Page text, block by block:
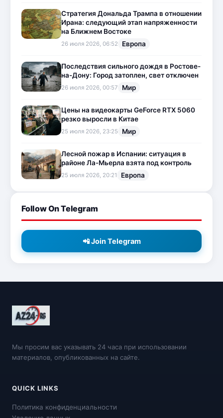
Стратегия Дональда Трампа в отношении
Ирана: следующий этап напряженности
на Ближнем Востоке
26 июля 2026, 06:52 Европа
Последствия сильного дождя в Ростове-
на-Дону: Город затоплен, свет отключен
26 июля 2026, 00:57 Мир
Цены на видеокарты GeForce RTX 5060
резко выросли в Китае
25 июля 2026, 23:25 Мир
Лесной пожар в Испании: ситуация в
районе Ла-Мьерла взята под контроль
25 июля 2026, 20:21 Европа
Follow On Telegram
📲 Join Telegram
Мы просим вас указывать 24 часа при использовании
материалов, опубликованных на сайте.
QUICK LINKS
Политика конфиденциальности